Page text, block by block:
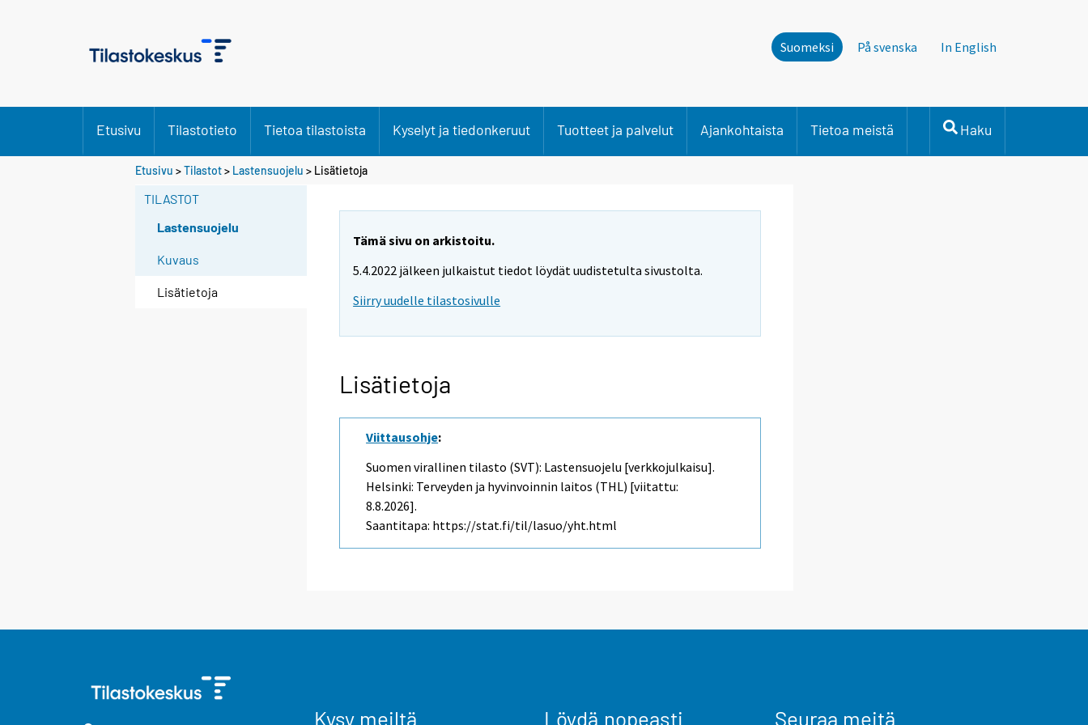
Suomeksi På svenska In English
Etusivu Tilastotieto Tietoa tilastoista Kyselyt ja tiedonkeruut Tuotteet ja palvelut Ajankohtaista Tietoa meistä Haku
Etusivu >Tilastot> Lastensuojelu > Lisätietoja
TILASTOT
Lastensuojelu
Kuvaus
Lisätietoja
Tämä sivu on arkistoitu.
5.4.2022 jälkeen julkaistut tiedot löydät uudistetulta sivustolta.
Siirry uudelle tilastosivulle
Lisätietoja
Viittausohje:
Suomen virallinen tilasto (SVT): Lastensuojelu [verkkojulkaisu].
Helsinki: Terveyden ja hyvinvoinnin laitos (THL) [viitattu:
8.8.2026].
Saantitapa: https://stat.fi/til/lasuo/yht.html
Kysy meiltä Löydä nopeasti Seuraa meitä